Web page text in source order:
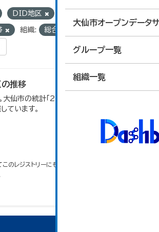
大仙市オープンデータ
グループ一覧
組織一覧
DID地区
組織: 総合政策課
の推移
大仙市の統計「2-3 人口集中地区の推移」
ています。
のレジストリーにもアクセス可能です